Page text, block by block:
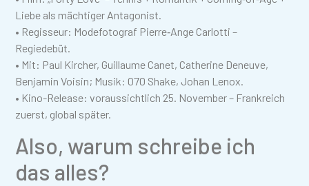
Liebe als mächtiger Antagonist.
• Regisseur: Modefotograf Pierre‑Ange Carlotti –
Regiedebüt.
• Mit: Paul Kircher, Guillaume Canet, Catherine Deneuve,
Benjamin Voisin; Musik: 070 Shake, Johan Lenox.
• Kino-Release: voraussichtlich 25. November – Frankreich
zuerst, global später.
Also, warum schreibe ich
das alles?